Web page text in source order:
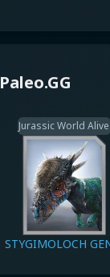
Jurassic World Alive
STYGIMOLOCH